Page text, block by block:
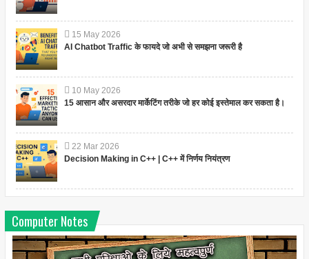
15 May 2026
AI Chatbot Traffic के फायदे जो अभी से समझना जरूरी है
10 May 2026
15 आसान और असरदार मार्केटिंग तरीके जो हर कोई इस्तेमाल कर सकता है।
22 Mar 2026
Decision Making in C++ | C++ में निर्णय नियंत्रण
Computer Notes